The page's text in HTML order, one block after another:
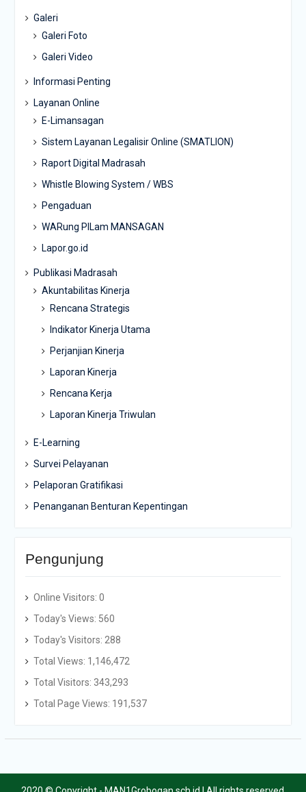
Galeri
Galeri Foto
Galeri Video
Informasi Penting
Layanan Online
E-Limansagan
Sistem Layanan Legalisir Online (SMATLION)
Raport Digital Madrasah
Whistle Blowing System / WBS
Pengaduan
WARung PILam MANSAGAN
Lapor.go.id
Publikasi Madrasah
Akuntabilitas Kinerja
Rencana Strategis
Indikator Kinerja Utama
Perjanjian Kinerja
Laporan Kinerja
Rencana Kerja
Laporan Kinerja Triwulan
E-Learning
Survei Pelayanan
Pelaporan Gratifikasi
Penanganan Benturan Kepentingan
Pengunjung
Online Visitors: 0
Today's Views: 560
Today's Visitors: 288
Total Views: 1,146,472
Total Visitors: 343,293
Total Page Views: 191,537